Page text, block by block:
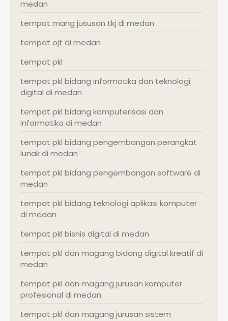
medan
tempat mang jususan tkj di medan
tempat ojt di medan
tempat pkl
tempat pkl bidang informatika dan teknologi
digital di medan
tempat pkl bidang komputerisasi dan
informatika di medan
tempat pkl bidang pengembangan perangkat
lunak di medan
tempat pkl bidang pengembangan software di
medan
tempat pkl bidang teknologi aplikasi komputer
di medan
tempat pkl bisnis digital di medan
tempat pkl dan magang bidang digital kreatif di
medan
tempat pkl dan magang jurusan komputer
profesional di medan
tempat pkl dan magang jurusan sistem